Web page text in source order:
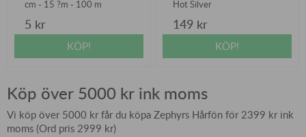
cm - 15 ?m - 100 m
5 kr
KÖP!
Hot Silver
149 kr
KÖP!
Köp över 5000 kr ink moms
Vi köp över 5000 kr får du köpa Zephyrs Hårfön för 2399 kr ink
moms (Ord pris 2999 kr)